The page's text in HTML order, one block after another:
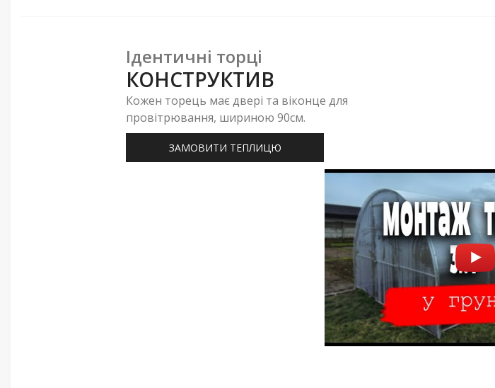
Ідентичні торці
КОНСТРУКТИВ
Кожен торець має двері та віконце для
провітрювання, шириною 90см.
ЗАМОВИТИ ТЕПЛИЦЮ